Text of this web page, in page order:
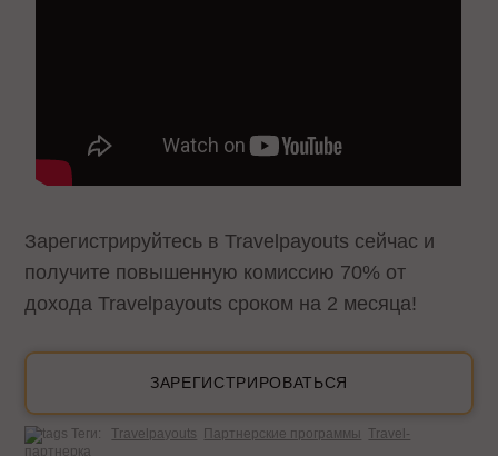
Зарегистрируйтесь в Travelpayouts сейчас и
получите повышенную комиссию 70% от
дохода Travelpayouts сроком на 2 месяца!
ЗАРЕГИСТРИРОВАТЬСЯ
Теги: Travelpayouts Партнерские программы Travel-
партнерка